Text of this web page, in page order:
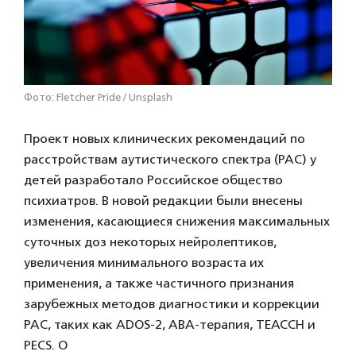
Фото: Fletcher Pride / Unsplash
Проект новых клинических рекомендаций по
расстройствам аутистического спектра (РАС) у
детей разработало Российское общество
психиатров. В новой редакции были внесены
изменения, касающиеся снижения максимальных
суточных доз некоторых нейролептиков,
увеличения минимального возраста их
применения, а также частичного признания
зарубежных методов диагностики и коррекции
РАС, таких как ADOS-2, ABA-терапия, TEACCH и
PECS. О